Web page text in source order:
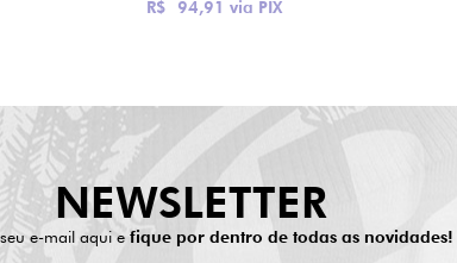
R$ 94,91 via PIX
NEWSLETTER
e-mail aqui e fique por dentro de todas as novidades!